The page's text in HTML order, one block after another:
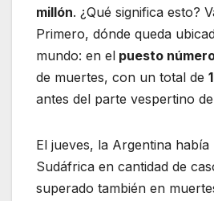
millón. ¿Qué significa esto?
Primero, dónde queda
mundo: en el puesto
de muertes, con un total de
antes del parte vespertino
El jueves, la Argentina había
Sudáfrica en cantidad de
superado también en